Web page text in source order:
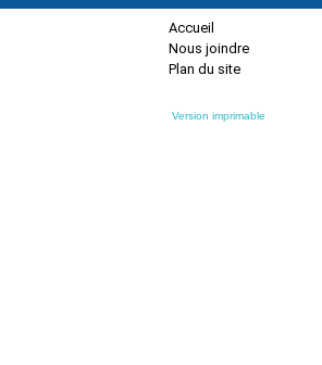
Accueil
Nous joindre
Plan du site
Version imprimable